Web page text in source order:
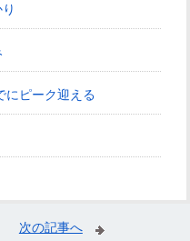
にピーク迎える
次の記事へ